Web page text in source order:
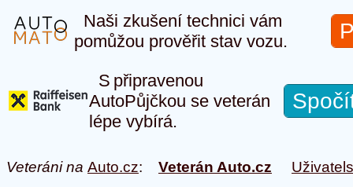
Naši zkušení technici vám
pomůžou prověřit stav vozu.
S připravenou
AutoPůjčkou se veterán
lépe vybírá.
Veteráni na Auto.cz: Veterán Auto.cz